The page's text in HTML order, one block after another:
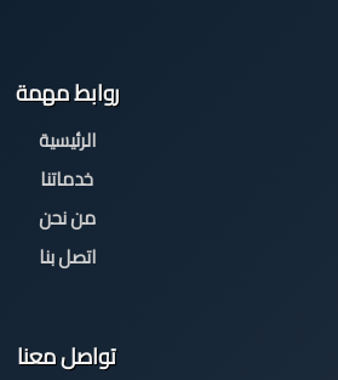
روابط مهمة
الرئيسية
خدماتنا
من نحن
اتصل بنا
تواصل معنا